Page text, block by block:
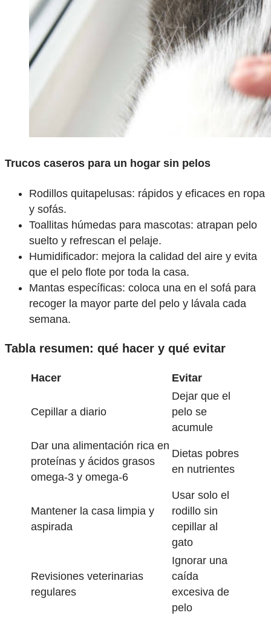
Trucos caseros para un hogar sin pelos
Rodillos quitapelusas: rápidos y eficaces en ropa
y sofás.
Toallitas húmedas para mascotas: atrapan pelo
suelto y refrescan el pelaje.
Humidificador: mejora la calidad del aire y evita
que el pelo flote por toda la casa.
Mantas específicas: coloca una en el sofá para
recoger la mayor parte del pelo y lávala cada
semana.
Tabla resumen: qué hacer y qué evitar
Hacer Evitar
Cepillar a diario
Dejar que el
pelo se
acumule
Dar una alimentación rica en
proteínas y ácidos grasos
omega-3 y omega-6
Dietas pobres
en nutrientes
Mantener la casa limpia y
aspirada
Usar solo el
rodillo sin
cepillar al
gato
Revisiones veterinarias
regulares
Ignorar una
caída
excesiva de
pelo